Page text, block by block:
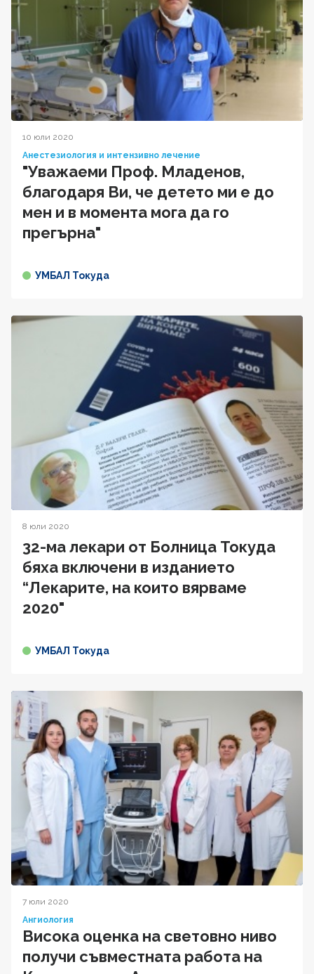
10 юли 2020
Анестезиология и интензивно лечение
"Уважаеми Проф. Младенов,
благодаря Ви, че детето ми е до
мен и в момента мога да го
прегърна"
УМБАЛ Токуда
8 юли 2020
32-ма лекари от Болница Токуда
бяха включени в изданието
“Лекарите, на които вярваме
2020"
УМБАЛ Токуда
7 юли 2020
Ангиология
Висока оценка на световно ниво
получи съвместната работа на